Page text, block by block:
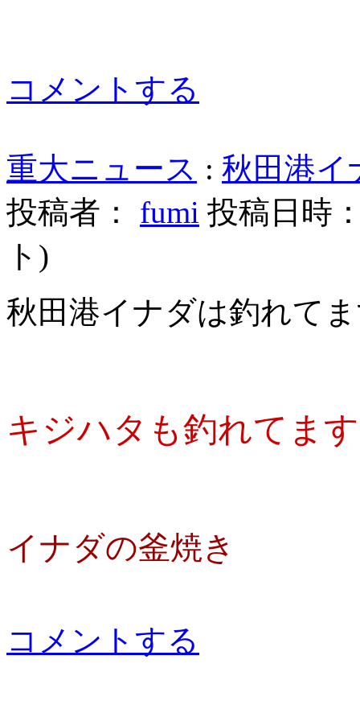
コメントする
重大ニュース : 秋田港イ
投稿者： fumi 投稿日時
ト )
秋田港イナダは釣れて
キジハタも釣れてます
イナダの釜焼き
コメントする